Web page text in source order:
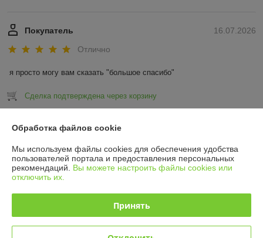
16.07.2026
Покупатель
Отлично
я просто могу вам сказать "большое спасибо"
Сделка подтверждена через корзину
Показать все отзывы
О нас
Контакты
Доставка и оплата
Обработка файлов cookie
Мы используем файлы cookies для обеспечения удобства
пользователей портала и предоставления персональных
рекомендаций. Вы можете настроить файлы cookies или
отключить их.
Принять